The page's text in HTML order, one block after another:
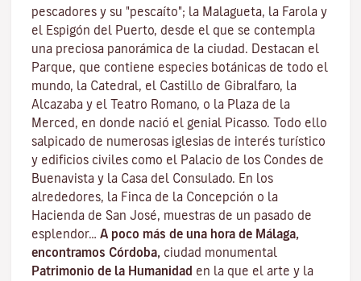
pescadores y su "pescaíto"; la Malagueta, la Farola y
el Espigón del Puerto, desde el que se contempla
una preciosa panorámica de la ciudad. Destacan el
Parque, que contiene especies botánicas de todo el
mundo, la Catedral, el Castillo de Gibralfaro, la
Alcazaba y el Teatro Romano, o la Plaza de la
Merced, en donde nació el genial Picasso. Todo ello
salpicado de numerosas iglesias de interés turístico
y edificios civiles como el Palacio de los Condes de
Buenavista y la Casa del Consulado. En los
alrededores, la Finca de la Concepción o la
Hacienda de San José, muestras de un pasado de
esplendor… A poco más de una hora de Málaga,
encontramos Córdoba, ciudad monumental
Patrimonio de la Humanidad en la que el arte y la